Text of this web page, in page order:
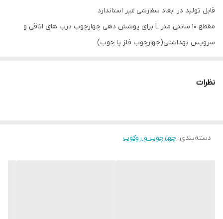
قابل تولید در ابعاد سفارشی غیر استاندارد
مقطع ۱۰ سانتی متر L برای پوشش دهی چهارچوب درب های اتاقی و
سرویس بهداشتی(چهارچوب فلز یا چوب)
نظرات
دسته‌بندی: چهارچوب و روکوب